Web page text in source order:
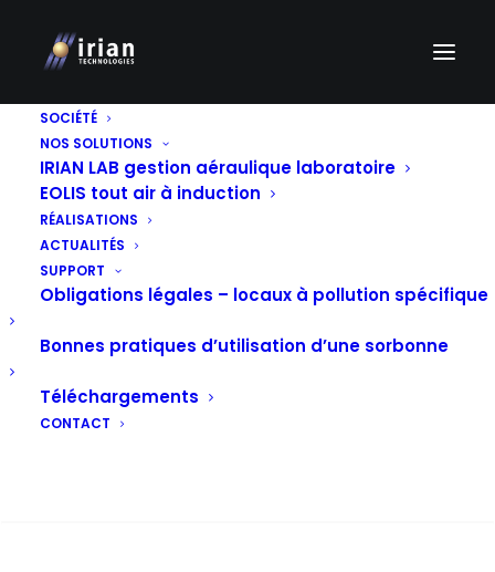
SOCIÉTÉ
NOS SOLUTIONS
IRIAN LAB gestion aéraulique laboratoire
EOLIS tout air à induction
RÉALISATIONS
ACTUALITÉS
SUPPORT
Obligations légales – locaux à pollution spécifique
Bonnes pratiques d’utilisation d’une sorbonne
Téléchargements
CONTACT
HENRI MONDOR, UN
VASTE PROJET DE